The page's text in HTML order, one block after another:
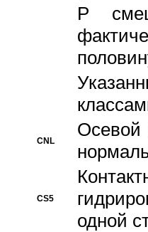
P
CNL
Осевой
CS5
одной